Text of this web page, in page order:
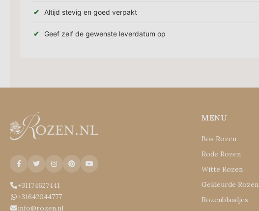
Altijd stevig en goed verpakt
Geef zelf de gewenste leverdatum op
+31174627441
+31642044777
info@rozen.nl
MENU
Bos Rozen
Rode Rozen
Witte Rozen
Gekleurde Rozen
Rozenblaadjes